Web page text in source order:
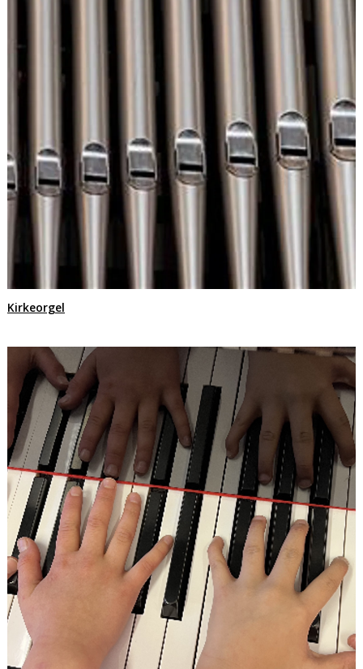
Kirkeorgel